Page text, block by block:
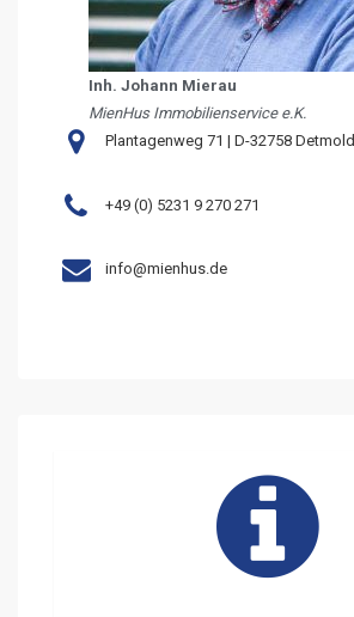
Inh. Johann Mierau
MienHus Immobilienservice e.K.
Plantagenweg 71 | D-32758 Detmold
+49 (0) 5231 9 270 271
info@mienhus.de